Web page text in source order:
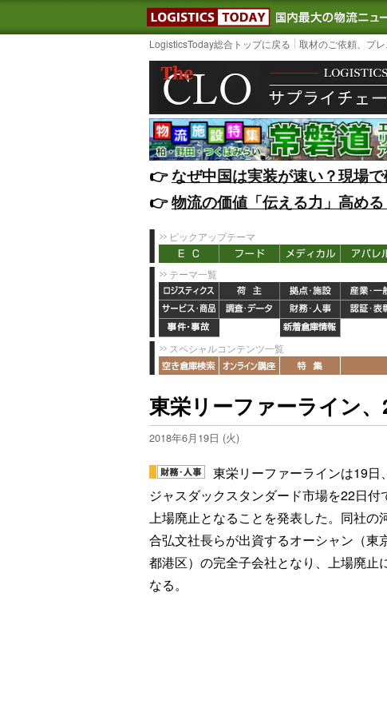
LOGISTICS
LogisticsToday総合トップに戻る 取材のご依頼、プ
👉️なぜ中国は実装が速い？現場
👉️物流の価値「伝える力」高め
ピックアップテーマ
テーマ一覧
スペシャルコンテンツ一覧
東栄リーファーライン
2018年6月19日 (火)
東栄リーファーラインは19日、
ジャスダックスタンダード市場を22日付
上場廃止となることを発表した。同社の
合弘文社長らが出資するオーシャン（東
都港区）の完全子会社となり、上場廃止
なる。